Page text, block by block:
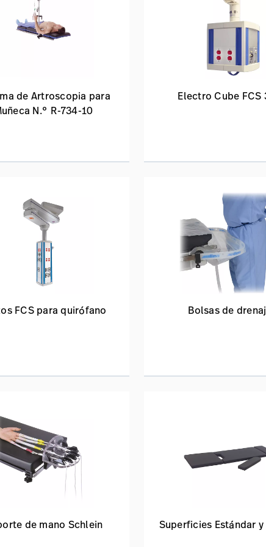
de Artroscopia para
N.° R-734-10
Electro Cube FCS
FCS para quirófano Bolsas de
de mano Schlein Superficies Estándar